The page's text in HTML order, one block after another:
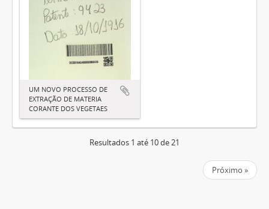
UM NOVO PROCESSO DE
EXTRAÇÃO DE MATERIA
CORANTE DOS VEGETAES
Resultados 1 até 10 de 21
Próximo »